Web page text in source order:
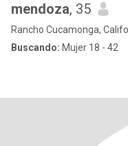
mendoza, 35
Rancho Cucamonga,
Buscando: Mujer 18 - 42